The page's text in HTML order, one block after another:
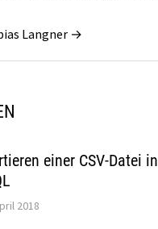
Langner →
einer CSV-Datei in
2018